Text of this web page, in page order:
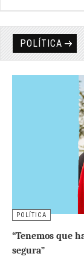
POLÍTICA
POLÍTICA
“Tenemos que
segura”